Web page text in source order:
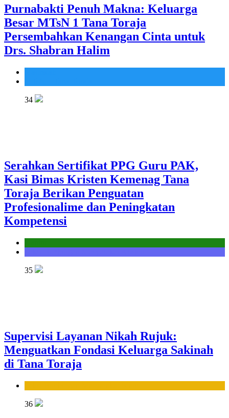
Purnabakti Penuh Makna: Keluarga
Besar MTsN 1 Tana Toraja
Persembahkan Kenangan Cinta untuk
Drs. Shabran Halim
34
Serahkan Sertifikat PPG Guru PAK,
Kasi Bimas Kristen Kemenag Tana
Toraja Berikan Penguatan
Profesionalime dan Peningkatan
Kompetensi
35
Supervisi Layanan Nikah Rujuk:
Menguatkan Fondasi Keluarga Sakinah
di Tana Toraja
36